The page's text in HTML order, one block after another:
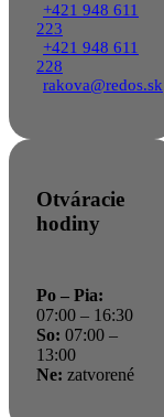
+421 948 611
223
+421 948 611
228
rakova@redos.sk
Otváracie
hodiny
Po – Pia:
07:00 – 16:30
So: 07:00 –
13:00
Ne: zatvorené